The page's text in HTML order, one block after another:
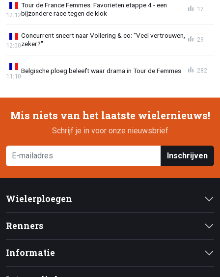
Tour de France Femmes: Favorieten etappe 4 - een
bijzondere race tegen de klok
12:12
17
Concurrent sneert naar Vollering & co: "Veel vertrouwen,
zeker?"
12:00
29
Belgische ploeg beleeft waar drama in Tour de Femmes
11:10
282
Mis niets van het laatste wielernieuws!
Schrijf je in voor onze nieuwsbrief
Inschrijven
Wielerploegen
Renners
Informatie